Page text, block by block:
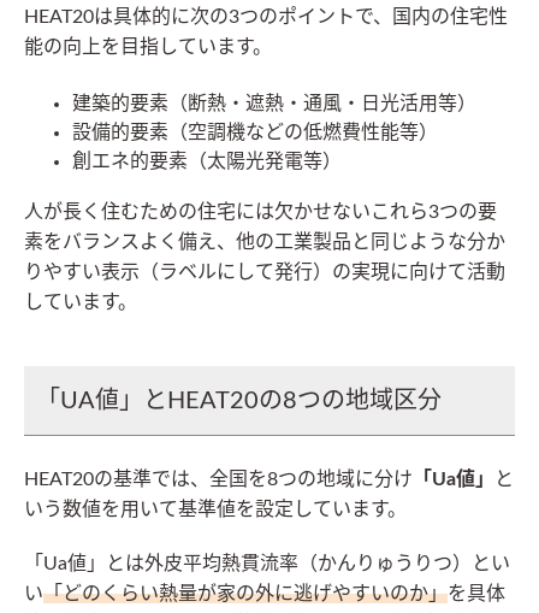
HEAT20は具体的に次の3つのポイントで、国内の住宅性
能の向上を目指しています。
建築的要素（断熱・遮熱・通風・日光活用等）
設備的要素（空調機などの低燃費性能等）
創エネ的要素（太陽光発電等）
人が長く住むための住宅には欠かせないこれら3つの要
素をバランスよく備え、他の工業製品と同じような分か
りやすい表示（ラベルにして発行）の実現に向けて活動
しています。
「UA値」とHEAT20の8つの地域区分
HEAT20の基準では、全国を8つの地域に分け 「Ua値」
と
いう数値を用いて基準値を設定しています。
「Ua値」とは外皮平均熱貫流率（かんりゅうりつ）とい
い「どのくらい熱量が家の外に逃げやすいのか」を具体